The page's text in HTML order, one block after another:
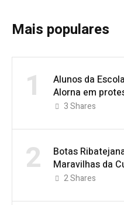
Mais populares
1
Alunos da
Alorna em
3Shares
2
Botas
Maravilhas da
2Shares